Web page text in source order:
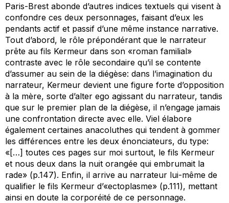
Paris-Brest abonde d’autres indices textuels qui visent à
confondre ces deux personnages, faisant d’eux les
pendants actif et passif d’une même instance narrative.
Tout d’abord, le rôle prépondérant que le narrateur
prête au fils Kermeur dans son «roman familial»
contraste avec le rôle secondaire qu’il se contente
d’assumer au sein de la diégèse: dans l’imagination du
narrateur, Kermeur devient une figure forte d’opposition
à la mère, sorte d’alter ego agissant du narrateur, tandis
que sur le premier plan de la diégèse, il n’engage jamais
une confrontation directe avec elle. Viel élabore
également certaines anacoluthes qui tendent à gommer
les différences entre les deux énonciateurs, du type:
«[…] toutes ces pages sur moi surtout, le fils Kermeur
et nous deux dans la nuit orangée qui embrumait la
rade» (p.147). Enfin, il arrive au narrateur lui-même de
qualifier le fils Kermeur d’«ectoplasme» (p.111), mettant
ainsi en doute la corporéité de ce personnage.